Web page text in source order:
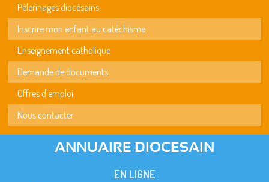
Pèlerinages diocésains
Inscrire mon enfant au catéchisme
Enseignement catholique
Demande de documents
Offres d'emploi
Nous contacter
ANNUAIRE DIOCESAIN
EN LIGNE